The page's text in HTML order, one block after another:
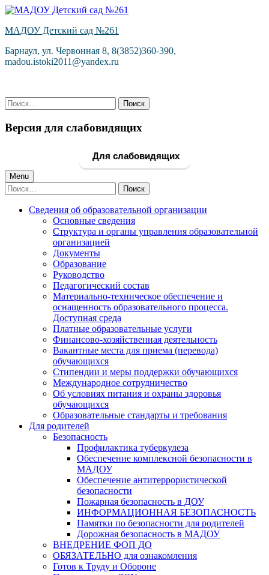
Skip
content
МАДОУ Детский сад №261
Барнаул, ул. Червонная 8, 8(3852)360-390,
madou.istoki2011@yandex.ru
Найти:
Версия для слабовидящих
Для слабовидящих
Primary
Menu
Menu
Найти:
Сведения об образовательной организации
Основные сведения
Структура и органы управления образовательной
организацией
Документы
Образование
Руководство
Педагогический состав
Материально-техническое обеспечение и
оснащенность образовательного процесса.
Доступная среда
Платные образовательные услуги
Финансово-хозяйственная деятельность
Вакантные места для приема (перевода)
обучающихся
Стипендии и меры поддержки обучающихся
Международное сотрудничество
Об условиях питания и охраны здоровья
обучающихся
Образовательные стандарты и требования
Для родителей
Безопасность
Профилактика туберкулеза
Обеспечение комплексной безопасности в
МАДОУ
Обеспечение антитеррористической
безопасности
Пожарная безопасность в ДОУ
ИНФОРМАЦИОННАЯ БЕЗОПАСНОСТЬ
Памятки по безопасности для родителей
Дорожная безопасность в МАДОУ
ВНЕДРЕНИЕ ФОП ДО
ОБЯЗАТЕЛЬНО для ознакомления
Готов к Труду и Обороне